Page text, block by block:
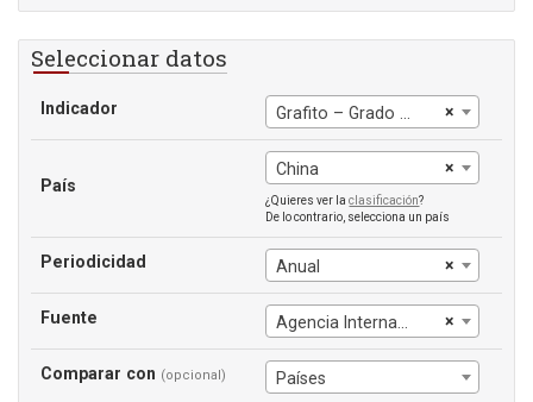
Seleccionar datos
Indicador ×
Grafito – Grado de batería
País
×
China
¿Quieres ver laclasificación?
De lo contrario, selecciona un país
Periodicidad ×
Anual
Fuente ×
Agencia Internacional de la Energía
Comparar con (opcional) Países